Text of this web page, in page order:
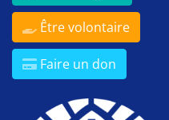
Être volontaire
Faire un don